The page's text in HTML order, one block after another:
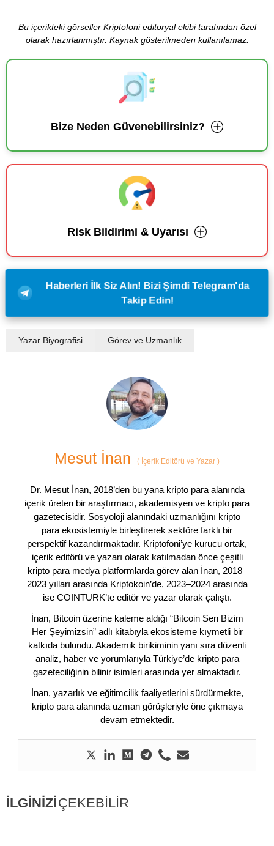
Bu içerikteki görseller Kriptofoni editoryal ekibi tarafından özel
olarak hazırlanmıştır. Kaynak gösterilmeden kullanılamaz.
Bize Neden Güvenebilirsiniz?
Risk Bildirimi & Uyarısı
Haberleri İlk Siz Alın! Bizi Şimdi Telegram'da
Takip Edin!
Yazar Biyografisi Görev ve Uzmanlık
Mesut İnan ( İçerik Editörü ve Yazar )
Dr. Mesut İnan, 2018’den bu yana kripto para alanında
içerik üreten bir araştırmacı, akademisyen ve kripto para
gazetecisidir. Sosyoloji alanındaki uzmanlığını kripto
para ekosistemiyle birleştirerek sektöre farklı bir
perspektif kazandırmaktadır. Kriptofoni’ye kurucu ortak,
içerik editörü ve yazarı olarak katılmadan önce çeşitli
kripto para medya platformlarda görev alan İnan, 2018–
2023 yılları arasında Kriptokoin’de, 2023–2024 arasında
ise COINTURK’te editör ve yazar olarak çalıştı.
İnan, Bitcoin üzerine kaleme aldığı “Bitcoin Sen Bizim
Her Şeyimizsin” adlı kitabıyla ekosisteme kıymetli bir
katkıda bulundu. Akademik birikiminin yanı sıra düzenli
analiz, haber ve yorumlarıyla Türkiye’de kripto para
gazeteciliğinin bilinir isimleri arasında yer almaktadır.
İnan, yazarlık ve eğitimcilik faaliyetlerini sürdürmekte,
kripto para alanında uzman görüşleriyle öne çıkmaya
devam etmektedir.
İLGİNİZİÇEKEBİLİR